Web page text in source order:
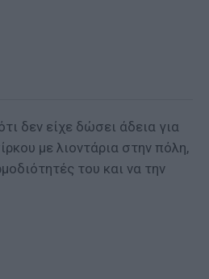
δεν είχε δώσει άδεια για
με λιοντάρια στην πόλη,
του και να την